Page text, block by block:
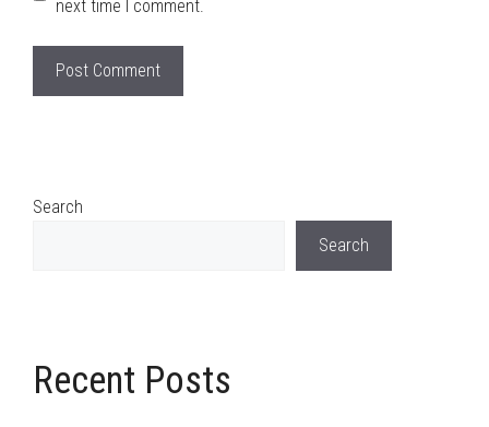
next time I comment.
Search
Search
Recent Posts